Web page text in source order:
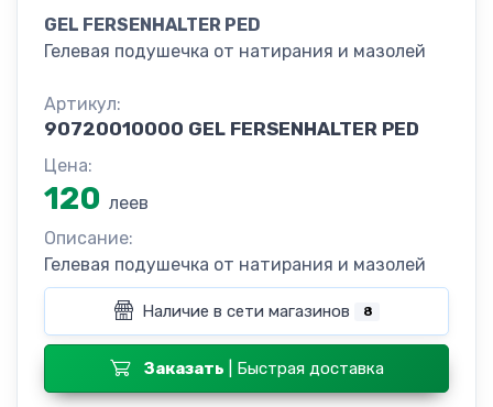
GEL FERSENHALTER PED
Гелевая подушечка от натирания и мазолей
Артикул:
90720010000 GEL FERSENHALTER PED
Цена:
120 леев
Описание:
Гелевая подушечка от натирания и мазолей
Наличие в сети магазинов 8
Заказать | Быстрая доставка